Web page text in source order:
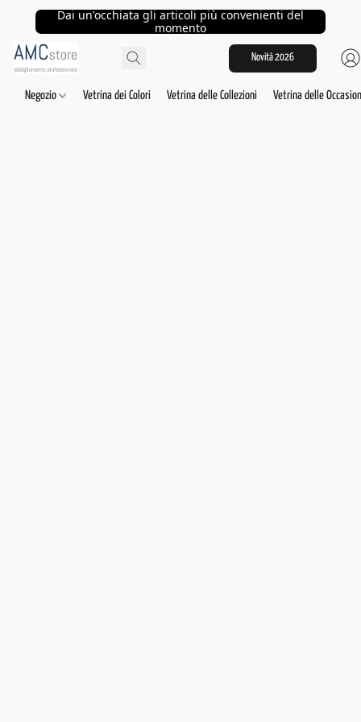
Dai un'occhiata gli articoli più convenienti del
momento
Novità 2026
Negozio Vetrina dei Colori Vetrina delle Collezioni Vetrina delle